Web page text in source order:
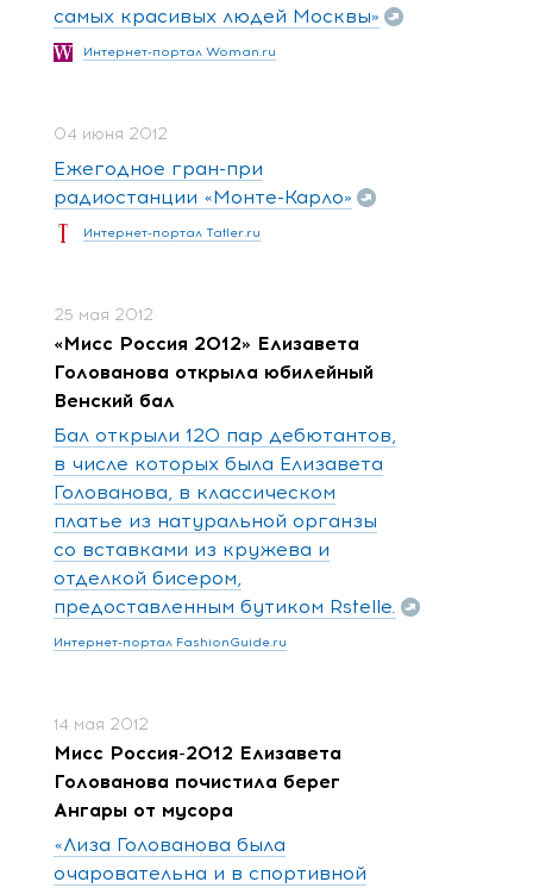
самых красивых людей Москвы»
Интернет-портал Woman.ru
04 июня 2012
Ежегодное гран-при
радиостанции «Монте-Карло»
Интернет-портал Tatler.ru
25 мая 2012
«Мисс Россия 2012» Елизавета
Голованова открыла юбилейный
Венский бал
Бал открыли 120 пар дебютантов,
в числе которых была Елизавета
Голованова, в классическом
платье из натуральной органзы
со вставками из кружева и
отделкой бисером,
предоставленным бутиком Rstelle.
Интернет-портал FashionGuide.ru
14 мая 2012
Мисс Россия-2012 Елизавета
Голованова почистила берег
Ангары от мусора
«Лиза Голованова была
очаровательна и в спортивной